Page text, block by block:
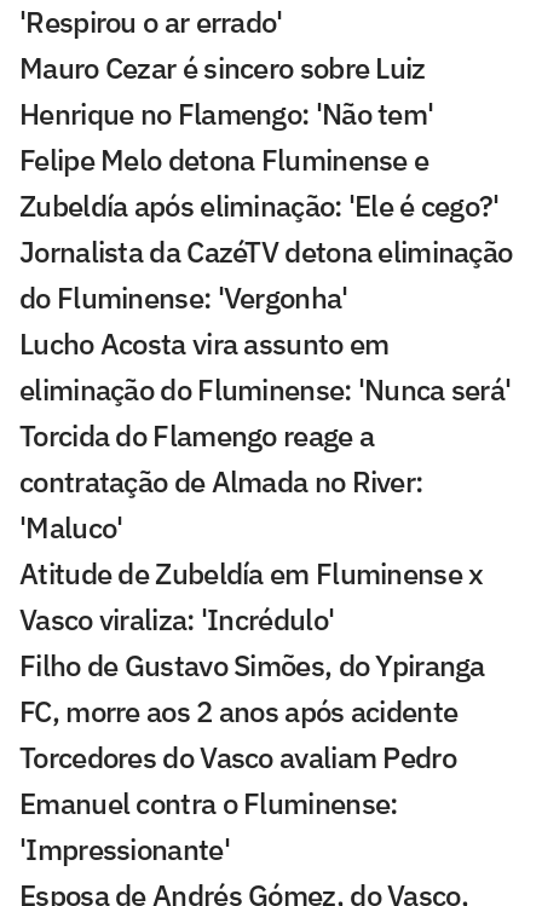
'Respirou o ar errado'
Mauro Cezar é sincero sobre Luiz
Henrique no Flamengo: 'Não tem'
Felipe Melo detona Fluminense e
Zubeldía após eliminação: 'Ele é cego?'
Jornalista da CazéTV detona eliminação
do Fluminense: 'Vergonha'
Lucho Acosta vira assunto em
eliminação do Fluminense: 'Nunca será'
Torcida do Flamengo reage a
contratação de Almada no River:
'Maluco'
Atitude de Zubeldía em Fluminense x
Vasco viraliza: 'Incrédulo'
Filho de Gustavo Simões, do Ypiranga
FC, morre aos 2 anos após acidente
Torcedores do Vasco avaliam Pedro
Emanuel contra o Fluminense:
'Impressionante'
Esposa de Andrés Gómez, do Vasco,